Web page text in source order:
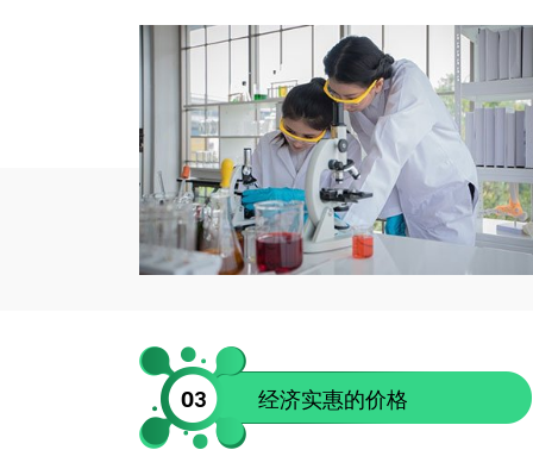
03 经济实惠的价格